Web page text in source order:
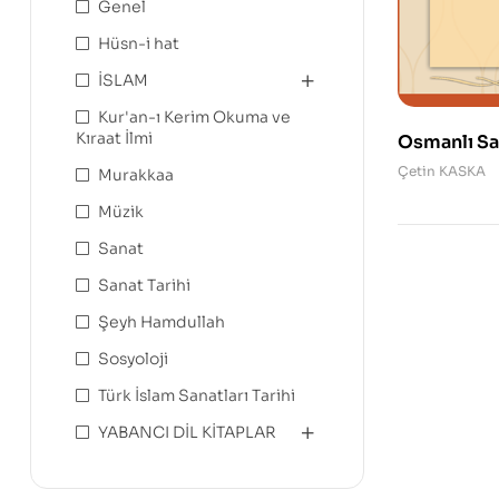
Osmanlı
Eser –
Çetin KASKA
Genel
Hüsn-i hat
İSLAM
Kur'an-ı Kerim Okuma ve
Kıraat İlmi
Murakkaa
Müzik
Sanat
Sanat Tarihi
Şeyh Hamdullah
Sosyoloji
Türk İslam Sanatları Tarihi
YABANCI DİL KİTAPLAR